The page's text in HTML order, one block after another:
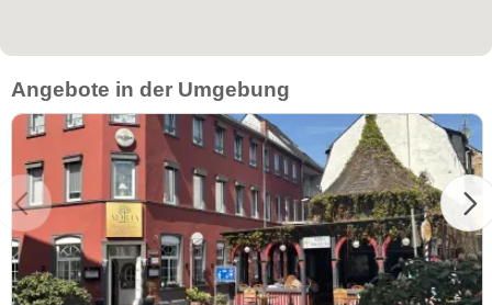
Angebote in der Umgebung